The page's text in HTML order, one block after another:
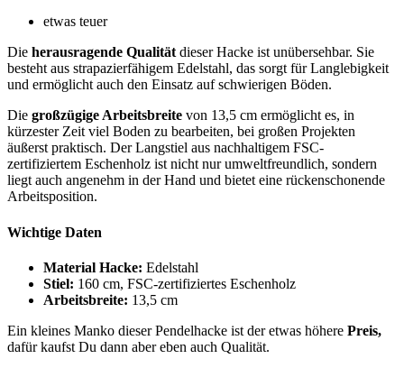
etwas teuer
Die herausragende Qualität dieser Hacke ist unübersehbar. Sie
besteht aus strapazierfähigem Edelstahl, das sorgt für Langlebigkeit
und ermöglicht auch den Einsatz auf schwierigen Böden.
Die großzügige Arbeitsbreite von 13,5 cm ermöglicht es, in
kürzester Zeit viel Boden zu bearbeiten, bei großen Projekten
äußerst praktisch. Der Langstiel aus nachhaltigem FSC-
zertifiziertem Eschenholz ist nicht nur umweltfreundlich, sondern
liegt auch angenehm in der Hand und bietet eine rückenschonende
Arbeitsposition.
Wichtige Daten
Material Hacke: Edelstahl
Stiel: 160 cm, FSC-zertifiziertes Eschenholz
Arbeitsbreite: 13,5 cm
Ein kleines Manko dieser Pendelhacke ist der etwas höhere Preis,
dafür kaufst Du dann aber eben auch Qualität.